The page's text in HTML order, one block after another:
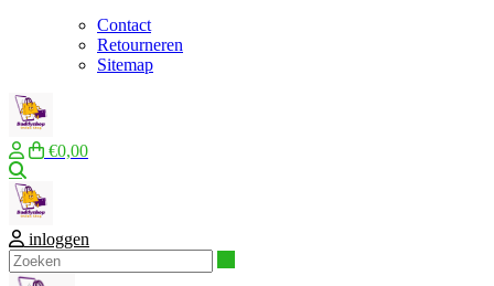
Contact
Retourneren
Sitemap
€0,00
inloggen